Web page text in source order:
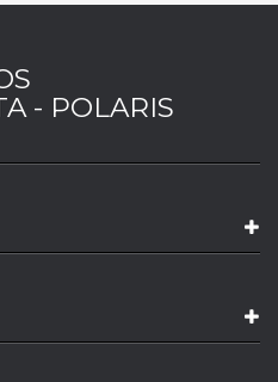
- POLARIS